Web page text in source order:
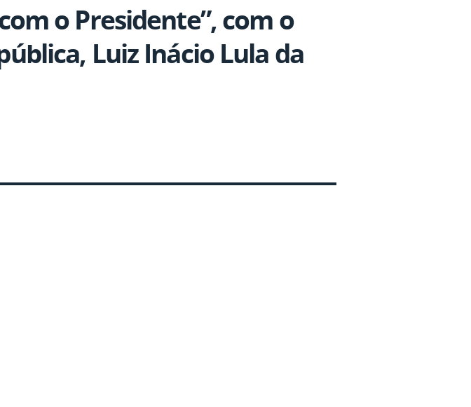
o Presidente”, com o
Luiz Inácio Lula da